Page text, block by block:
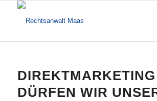
DÜRFEN WIR